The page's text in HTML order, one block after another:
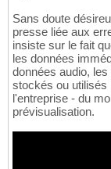
Sans doute
presse liée aux
insiste sur le fait
les données
données audio,
stockés ou utilisés
l'entreprise - du
prévisualisation.